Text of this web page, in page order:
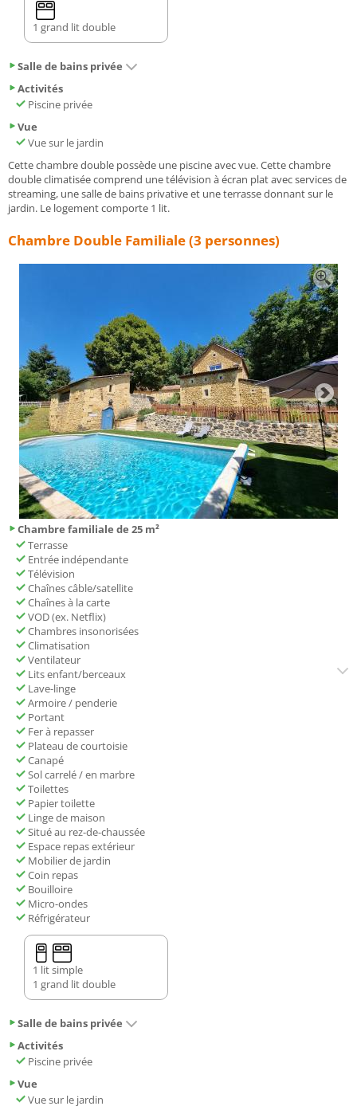
1 grand lit double
Salle de bains privée
Activités
Piscine privée
Vue
Vue sur le jardin
Cette chambre double possède une piscine avec vue. Cette chambre
double climatisée comprend une télévision à écran plat avec services de
streaming, une salle de bains privative et une terrasse donnant sur le
jardin. Le logement comporte 1 lit.
Chambre Double Familiale (3 personnes)
Chambre familiale de 25 m²
Terrasse
Entrée indépendante
Télévision
Chaînes câble/satellite
Chaînes à la carte
VOD (ex. Netflix)
Chambres insonorisées
Climatisation
Ventilateur
Lits enfant/berceaux
Lave-linge
Armoire / penderie
Portant
Fer à repasser
Plateau de courtoisie
Canapé
Sol carrelé / en marbre
Toilettes
Papier toilette
Linge de maison
Situé au rez-de-chaussée
Espace repas extérieur
Mobilier de jardin
Coin repas
Bouilloire
Micro-ondes
Réfrigérateur
1 lit simple
1 grand lit double
Salle de bains privée
Activités
Piscine privée
Vue
Vue sur le jardin